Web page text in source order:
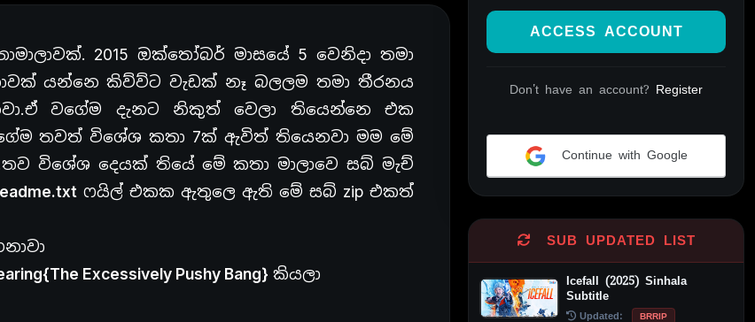
2015 ඔක්තෝබර් මාසයේ 5 වෙනිදා තමා
යන්නෙ කිව්ව්ට වැඩක් නෑ බලලම තමා තීරනය
වගේම දැනට නිකුත් වෙලා තියෙන්නෙ එක
තවත් විශේශ කතා 7ක් ඇවිත් තියෙනවා මම මේ
විශේශ දෙයක් තියේ මේ කතා මාලාවෙ සබ් මැච්
ෆයිල් එකක ඇතුලෙ ඇති මේ සබ් zip එකත්
Excessively Pushy Bang} කියලා
ACCESS ACCOUNT
Don't have an account? Register
Continue with Google
SUB UPDATED LIST
Icefall (2025) Sinhala
Subtitle
Updated: BRRIP